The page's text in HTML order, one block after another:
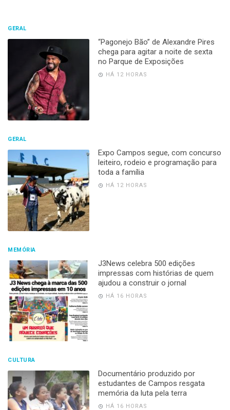
GERAL
“Pagonejo Bão” de Alexandre Pires
chega para agitar a noite de sexta
no Parque de Exposições
HÁ 12 HORAS
GERAL
Expo Campos segue, com concurso
leiteiro, rodeio e programação para
toda a família
HÁ 12 HORAS
MEMÓRIA
J3News celebra 500 edições
impressas com histórias de quem
ajudou a construir o jornal
HÁ 16 HORAS
CULTURA
Documentário produzido por
estudantes de Campos resgata
memória da luta pela terra
HÁ 16 HORAS